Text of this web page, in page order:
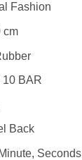
Fashion
cm
10 BAR
Back
Seconds